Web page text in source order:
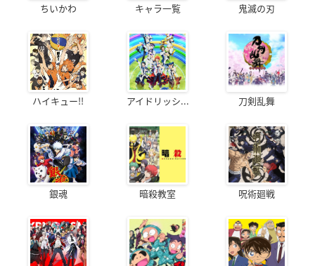
ちいかわ キャラ一覧 鬼滅の刃
ハイキュー!! アイドリッシ... 刀剣乱舞
銀魂 暗殺教室 呪術廻戦